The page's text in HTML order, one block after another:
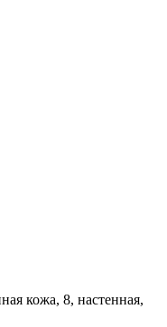
кожа, 8, настенная,